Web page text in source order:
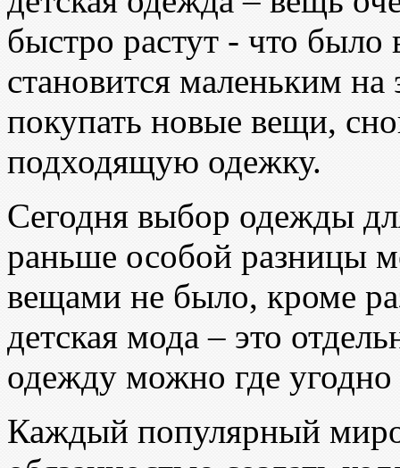
быстро растут - что
становится маленьким на
покупать новые вещи,
подходящую одежку.
Сегодня выбор одежды
раньше особой разницы
вещами не было, кроме
детская мода – это
одежду можно где
Каждый популярный